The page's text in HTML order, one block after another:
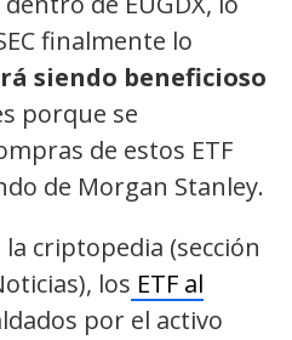
finalmente lo
siendo beneficioso
porque se
de estos ETF
de Morgan Stanley.
criptopedia (sección
los ETF al
por el activo